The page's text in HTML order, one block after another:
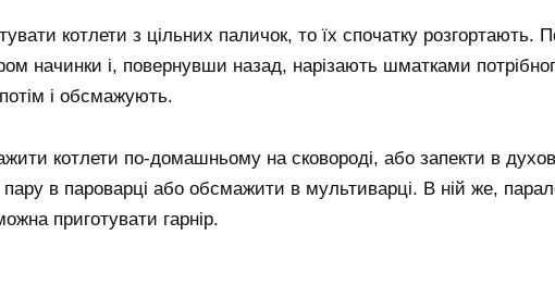
котлети з цільних паличок, то їх спочатку розгортають.
начинки і, повернувши назад, нарізають шматками
і обсмажують.
котлети по-домашньому на сковороді, або запекти в
в пароварці або обсмажити в мультиварці. В ній же,
приготувати гарнір.